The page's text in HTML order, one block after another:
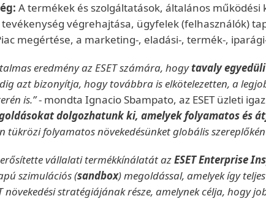
A termékek és szolgáltatások, általános
végrehajtása, ügyfelek (felhasználók)
megértése, a marketing-, eladási-, termék-,
eredmény az ESET számára, hogytavaly
azt bizonyítja, hogy továbbra is elkötelezetten, a
is.”- mondta Ignacio Sbampato, az ESET üzleti
dolgozhatunk ki, amelyek folyamatos és
tükrözi folyamatos növekedésünket globális
vállalati termékkínálatát azESET Enterprise
szimulációs (sandbox) megoldással, amelyek így
növekedési stratégiájának része, amelynek célja, hogy